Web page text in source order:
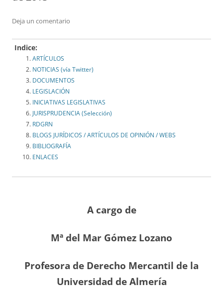
Deja un comentario
Indice:
ARTÍCULOS
NOTICIAS (vía Twitter)
DOCUMENTOS
LEGISLACIÓN
INICIATIVAS LEGISLATIVAS
JURISPRUDENCIA (Selección)
RDGRN
BLOGS JURÍDICOS / ARTÍCULOS DE OPINIÓN / WEBS
BIBLIOGRAFÍA
ENLACES
A cargo de
Mª del Mar Gómez Lozano
Profesora de Derecho Mercantil de la
Universidad de Almería